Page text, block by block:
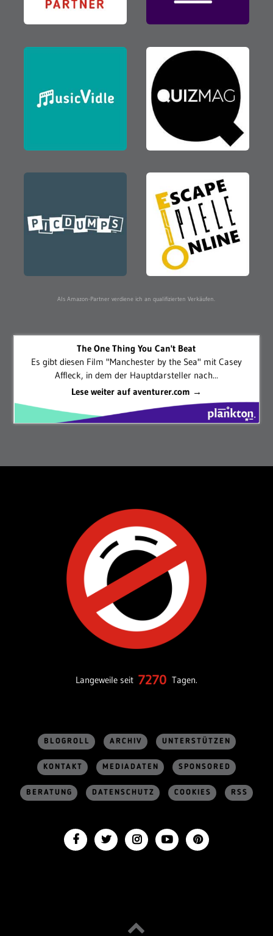
Als Amazon-Partner verdiene ich an qualifizierten Verkäufen.
The One Thing You Can't Beat
Es gibt diesen Film "Manchester by the Sea" mit Casey
Affleck, in dem der Hauptdarsteller nach...
Lese weiter auf aventurer.com →
Langeweile seit 7270 Tagen.
BLOGROLL ARCHIV UNTERSTÜTZEN
KONTAKT MEDIADATEN SPONSORED
BERATUNG DATENSCHUTZ COOKIES RSS